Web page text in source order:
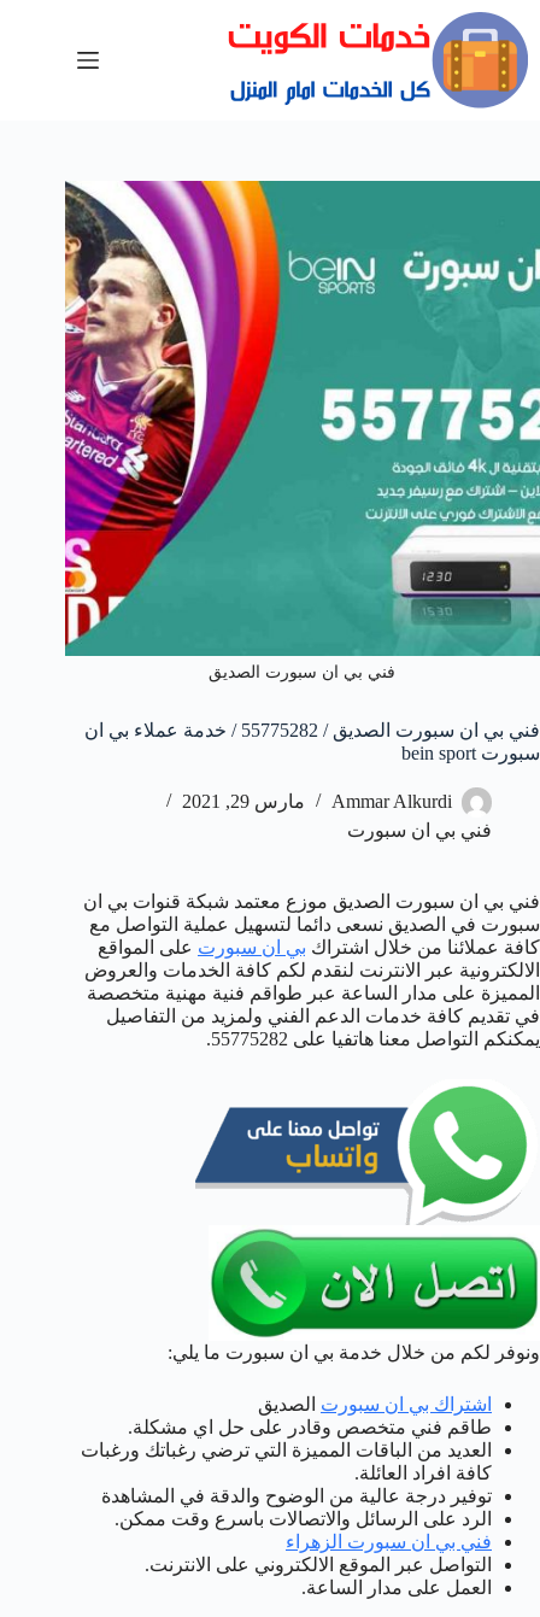
فني بي ان سبورت الصديق
فني بي ان سبورت الصديق / 55775282 / خدمة عملاء بي ان
سبورت bein sport
Ammar Alkurdi
مارس 29, 2021
فني بي ان سبورت
فني بي ان سبورت الصديق موزع معتمد شبكة قنوات بي ان
سبورت في الصديق نسعى دائما لتسهيل عملية التواصل مع
كافة عملائنا من خلال اشتراك بي ان سبورت على المواقع
الالكترونية عبر الانترنت لنقدم لكم كافة الخدمات والعروض
المميزة على مدار الساعة عبر طواقم فنية مهنية متخصصة
في تقديم كافة خدمات الدعم الفني ولمزيد من التفاصيل
يمكنكم التواصل معنا هاتفيا على 55775282.
ونوفر لكم من خلال خدمة بي ان سبورت ما يلي:
اشتراك بي ان سبورت الصديق
طاقم فني متخصص وقادر على حل اي مشكلة.
العديد من الباقات المميزة التي ترضي رغباتك ورغبات
كافة افراد العائلة.
توفير درجة عالية من الوضوح والدقة في المشاهدة
الرد على الرسائل والاتصالات باسرع وقت ممكن.
فني بي ان سبورت الزهراء
التواصل عبر الموقع الالكتروني على الانترنت.
العمل على مدار الساعة.